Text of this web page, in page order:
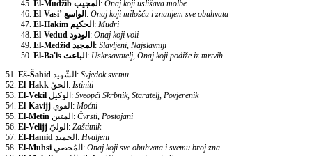
El-Mudžib المجيب: Onaj koji uslišava molbe
El-Vasi’ الواسع: Onaj koji milošću i znanjem sve obuhvata
El-Hakim الحكيم: Mudri
El-Vedud الودود: Onaj koji voli
El-Medžid المجيد: Slavljeni, Najslavniji
El-Ba'is الباعث: Uskrsavatelj, Onaj koji podiže iz mrtvih
51. Eš-Šahid الشّهيد: Svjedok svemu
52. El-Hakk الحقّ: Istiniti
53. El-Vekil الوكيل: Sveopći Skrbnik, Staratelj, Povjerenik
54. El-Kavijj القوي: Moćni
55. El-Metin المتين: Čvrsti, Postojani
56. El-Velijj الوليّ: Zaštitnik
57. El-Hamid الحميد: Hvaljeni
58. El-Muhsi المُحصي: Onaj koji sve obuhvata i svemu broj zna